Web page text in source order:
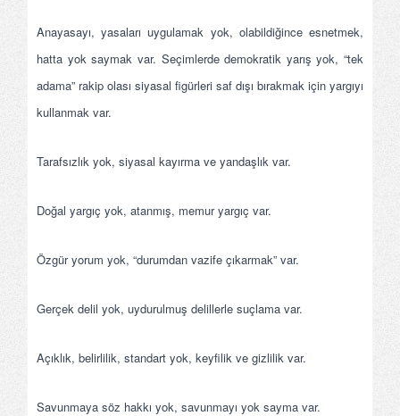
Anayasayı, yasaları uygulamak yok, olabildiğince esnetmek,
hatta yok saymak var. Seçimlerde demokratik yarış yok, “tek
adama” rakip olası siyasal figürleri saf dışı bırakmak için yargıyı
kullanmak var.
Tarafsızlık yok, siyasal kayırma ve yandaşlık var.
Doğal yargıç yok, atanmış, memur yargıç var.
Özgür yorum yok, “durumdan vazife çıkarmak” var.
Gerçek delil yok, uydurulmuş delillerle suçlama var.
Açıklık, belirlilik, standart yok, keyfilik ve gizlilik var.
Savunmaya söz hakkı yok, savunmayı yok sayma var.